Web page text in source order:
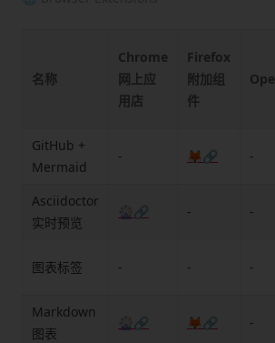
名称
Chrome
网上应
用店
Firefox
附加组
件
GitHub +
Mermaid
- 🦊🔗 -
Asciidoctor
实时预览
🎡🔗 - -
图表标签 - - -
Markdown
图表
🎡🔗 🦊🔗 -